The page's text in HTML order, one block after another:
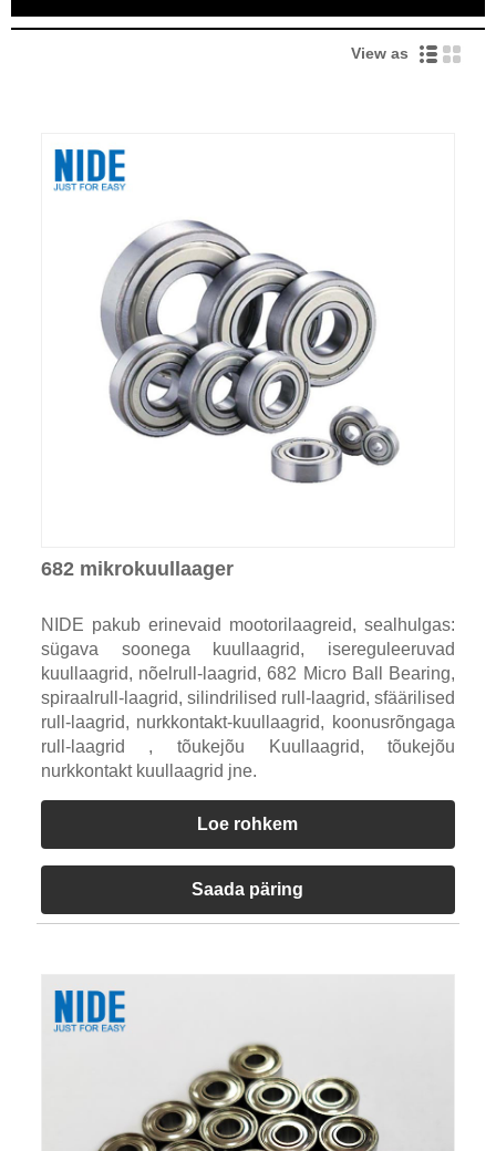
View as
682 mikrokuullaager
NIDE pakub erinevaid mootorilaagreid, sealhulgas:
sügava soonega kuullaagrid, isereguleeruvad
kuullaagrid, nõelrull-laagrid, 682 Micro Ball Bearing,
spiraalrull-laagrid, silindrilised rull-laagrid, sfäärilised
rull-laagrid, nurkkontakt-kuullaagrid, koonusrõngaga
rull-laagrid , tõukejõu Kuullaagrid, tõukejõu
nurkkontakt kuullaagrid jne.
Loe rohkem
Saada päring